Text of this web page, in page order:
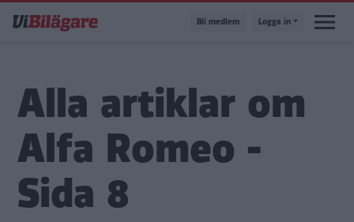
till
Bli medlem Logga in
Alla artiklar om
Alfa Romeo -
Sida 8